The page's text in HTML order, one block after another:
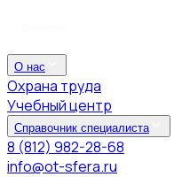
О нас
Охрана труда
Учебный центр
Справочник специалиста
8 (812) 982-28-68
info@ot-sfera.ru